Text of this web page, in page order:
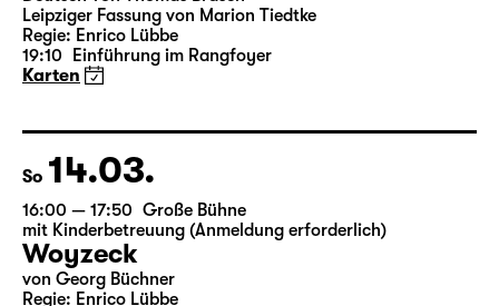
19:30 — 22:40 Große Bühne
Richard III
von William Shakespeare
Deutsch von Thomas Brasch
19:10 Einführung im Rangfoyer
Karten
So 14.03.
16:00 — 17:50 Große Bühne